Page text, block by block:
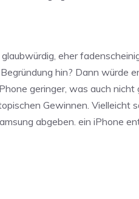
eher
hin? Dann würde
geringer, was auch
Gewinnen. Vielleicht
abgeben. ein iPhone